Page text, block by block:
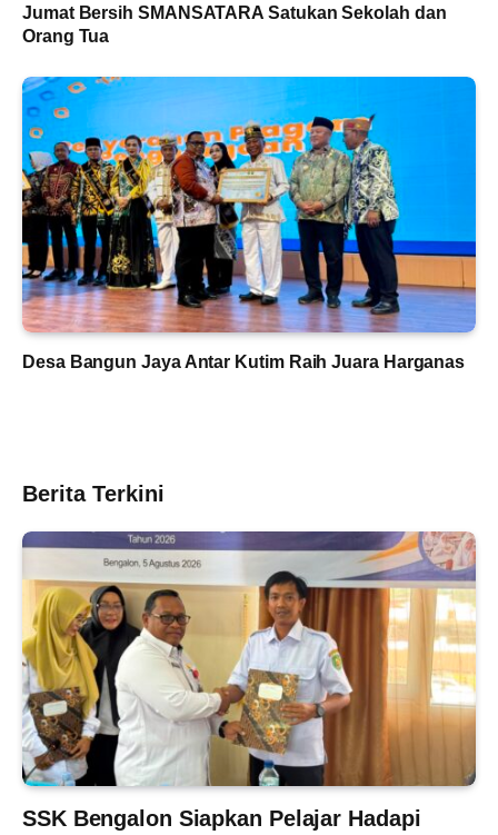
Jumat Bersih SMANSATARA Satukan Sekolah dan
Orang Tua
Desa Bangun Jaya Antar Kutim Raih Juara Harganas
Berita Terkini
SSK Bengalon Siapkan Pelajar Hadapi